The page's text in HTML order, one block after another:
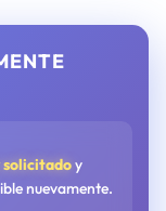
solicitadoy
nuevamente.